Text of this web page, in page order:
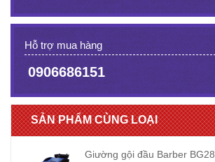
Hỗ trợ mua hàng
0906686151
SẢN PHẨM CÙNG LOẠI
Giường gội đầu Barber BG28